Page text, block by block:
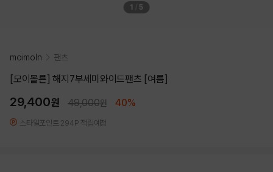
1 5
moimoln 팬츠
[모이몰른] 해지7부세미와이드팬츠 [여름]
29,400원 49,000원 40%
스타일포인트 294P 적립예정